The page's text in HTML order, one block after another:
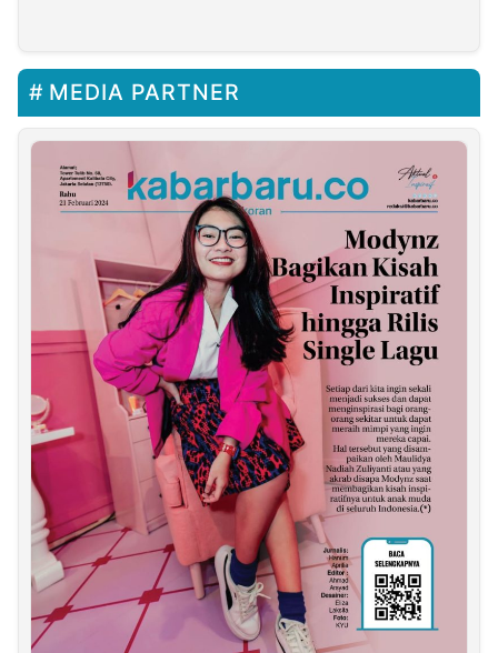
MEDIA PARTNER